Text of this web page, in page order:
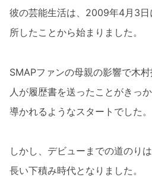
彼の芸能生活は、2009年4月3日
所したことから始まりました。
SMAPファンの母親の影響で木
人が履歴書を送ったことがきっ
導かれるようなスタートでした。
しかし、デビューまでの道のり
長い下積み時代となりました。